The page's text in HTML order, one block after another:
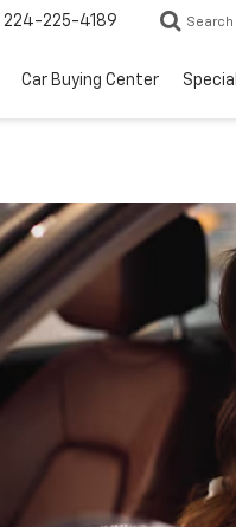
224-225-4189 Search
Car Buying Center